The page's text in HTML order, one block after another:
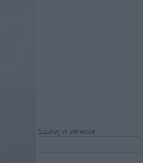
Szukaj w serwisie